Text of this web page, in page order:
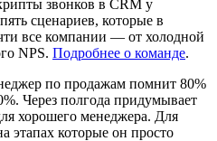
звонков в CRM у
сценариев, которые в
все компании — от холодной
NPS. Подробнее о команде.
по продажам помнит 80%
Через полгода придумывает
хорошего менеджера. Для
этапах которые он просто